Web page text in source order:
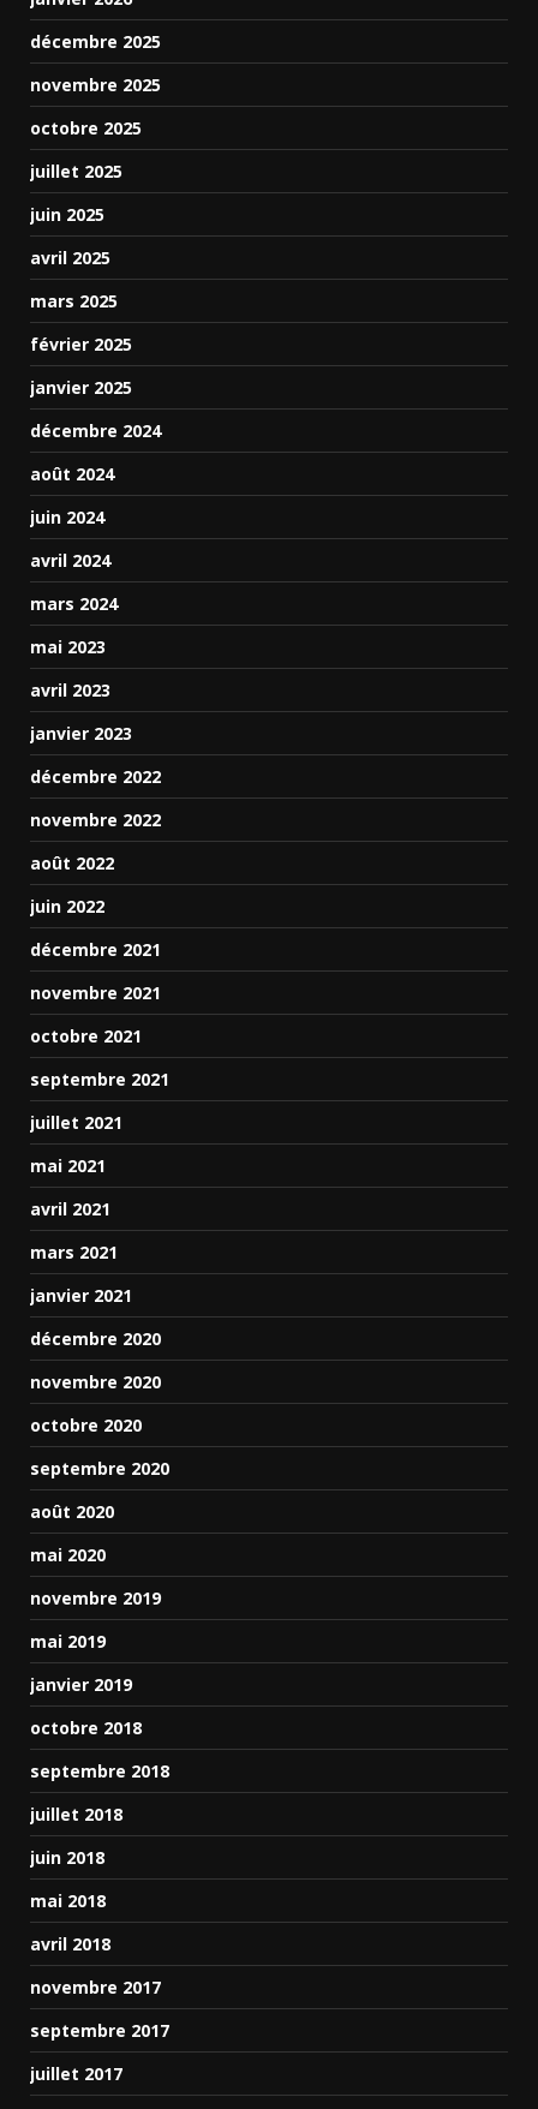
décembre 2025
novembre 2025
octobre 2025
juillet 2025
juin 2025
avril 2025
mars 2025
février 2025
janvier 2025
décembre 2024
août 2024
juin 2024
avril 2024
mars 2024
mai 2023
avril 2023
janvier 2023
décembre 2022
novembre 2022
août 2022
juin 2022
décembre 2021
novembre 2021
octobre 2021
septembre 2021
juillet 2021
mai 2021
avril 2021
mars 2021
janvier 2021
décembre 2020
novembre 2020
octobre 2020
septembre 2020
août 2020
mai 2020
novembre 2019
mai 2019
janvier 2019
octobre 2018
septembre 2018
juillet 2018
juin 2018
mai 2018
avril 2018
novembre 2017
septembre 2017
juillet 2017